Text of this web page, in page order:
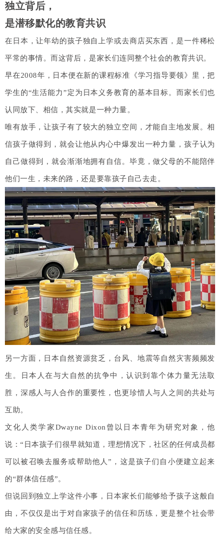
独立背后，
是潜移默化的教育共识
在日本，让年幼的孩子独自上学或去商店买东西，是一件稀松
平常的事情。而这背后，是家长们连同整个社会的教育共识。
早在2008年，日本便在新的课程标准《学习指导要领》里，把
学生的“生活能力”定为日本义务教育的基本目标。而家长们也
认同放下、相信，其实就是一种力量。
唯有放手，让孩子有了较大的独立空间，才能自主地发展。相
信孩子做得到，就会让他从内心中爆发出一种力量，孩子认为
自己做得到，就会渐渐地拥有自信。毕竟，做父母的不能陪伴
他们一生，未来的路，还是要靠孩子自己去走。
另一方面，日本自然资源贫乏，台风、地震等自然灾害频频发
生。日本人在与大自然的抗争中，认识到靠个体力量无法取
胜，深感人与人合作的重要性，也更珍惜人与人之间的共处与
互助。
文化人类学家Dwayne Dixon曾以日本青年为研究对象，他
说：“日本孩子们很早就知道，理想情况下，社区的任何成员都
可以被召唤去服务或帮助他人”，这是孩子们自小便建立起来
的“群体信任感”。
但说回到独立上学这件小事，日本家长们能够给予孩子这般自
由，不仅仅是出于对自家孩子的信任和历练，更是整个社会带
给大家的安全感与信任感。